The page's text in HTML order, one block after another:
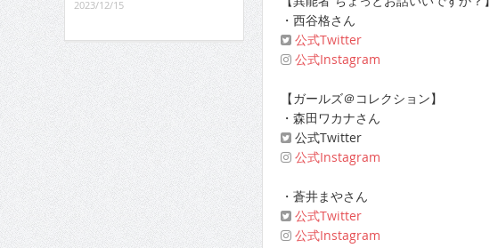
・西谷格さん
公式Twitter
公式Instagram
【ガールズ＠コレクション】
・森田ワカナさん
公式Twitter
公式Instagram
・蒼井まやさん
公式Twitter
公式Instagram
2023/12/15